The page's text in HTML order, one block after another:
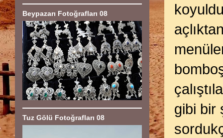
gibi bir
Beypazarı Fotoğrafları 08
Tuz Gölü Fotoğrafları 08